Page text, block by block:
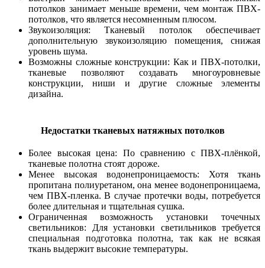
потолков занимает меньше времени, чем монтаж ПВХ-
потолков, что является несомненным плюсом.
Звукоизоляция: Тканевый потолок обеспечивает
дополнительную звукоизоляцию помещения, снижая
уровень шума.
Возможны сложные конструкции: Как и ПВХ-потолки,
тканевые позволяют создавать многоуровневые
конструкции, ниши и другие сложные элементы
дизайна.
Недостатки тканевых натяжных потолков
Более высокая цена: По сравнению с ПВХ-плёнкой,
тканевые полотна стоят дороже.
Менее высокая водонепроницаемость: Хотя ткань
пропитана полиуретаном, она менее водонепроницаема,
чем ПВХ-пленка. В случае протечки воды, потребуется
более длительная и тщательная сушка.
Ограниченная возможность установки точечных
светильников: Для установки светильников требуется
специальная подготовка полотна, так как не всякая
ткань выдержит высокие температуры.